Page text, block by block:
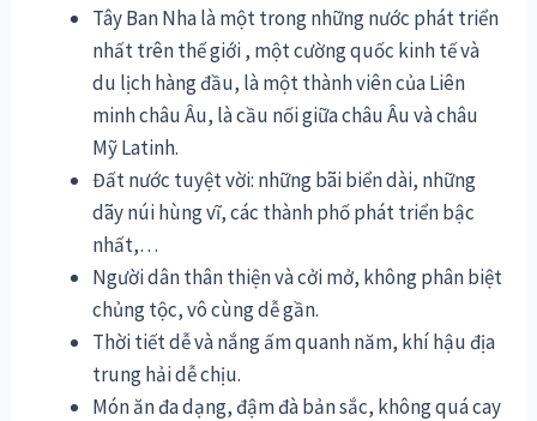
Tây Ban Nha là một trong những nước phát triển
nhất trên thế giới , một cường quốc kinh tế và
du lịch hàng đầu, là một thành viên của Liên
minh châu Âu, là cầu nối giữa châu Âu và châu
Mỹ Latinh.
Đất nước tuyệt vời: những bãi biển dài, những
dãy núi hùng vĩ, các thành phố phát triển bậc
nhất,…
Người dân thân thiện và cởi mở, không phân biệt
chủng tộc, vô cùng dễ gần.
Thời tiết dễ và nắng ấm quanh năm, khí hậu địa
trung hải dễ chịu.
Món ăn đa dạng, đậm đà bản sắc, không quá cay